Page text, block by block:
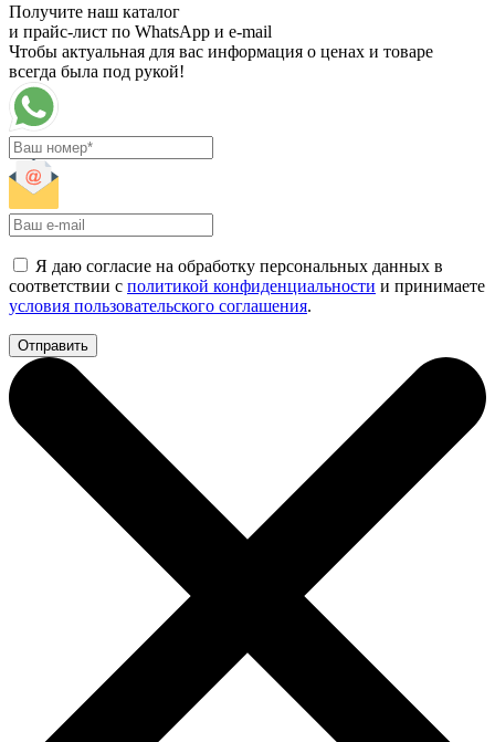
Получите наш каталог
и прайс-лист по WhatsApp и e-mail
Чтобы актуальная для вас информация о ценах и товаре
всегда была под рукой!
Я даю согласие на обработку персональных данных в
соответствии с политикой конфиденциальности и принимаете
условия пользовательского соглашения.